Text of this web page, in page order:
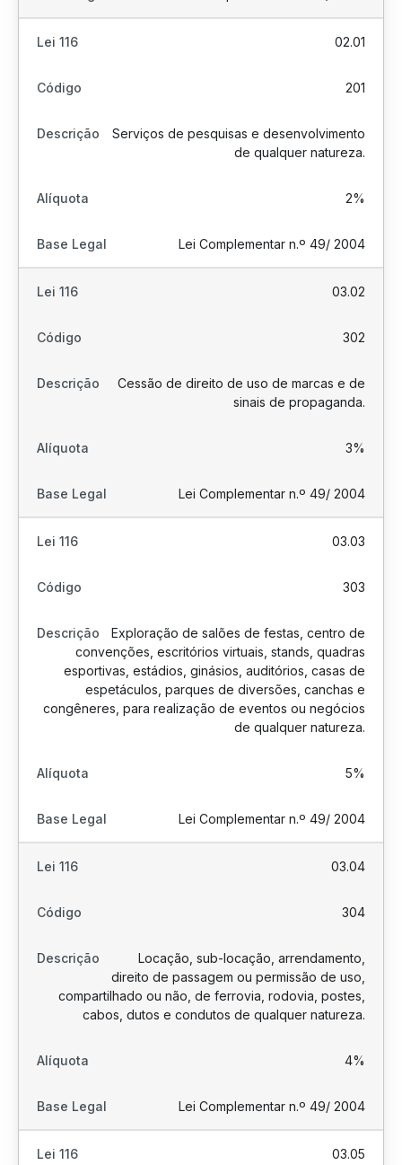
02.01
201
Serviços de pesquisas e desenvolvimento
de qualquer natureza.
2%
Lei Complementar n.º 49/ 2004
03.02
302
Cessão de direito de uso de marcas e de
sinais de propaganda.
3%
Lei Complementar n.º 49/ 2004
03.03
303
Exploração de salões de festas, centro de
convenções, escritórios virtuais, stands, quadras
esportivas, estádios, ginásios, auditórios, casas de
espetáculos, parques de diversões, canchas e
congêneres, para realização de eventos ou negócios
de qualquer natureza.
5%
Lei Complementar n.º 49/ 2004
03.04
304
Locação, sub-locação, arrendamento,
direito de passagem ou permissão de uso,
compartilhado ou não, de ferrovia, rodovia, postes,
cabos, dutos e condutos de qualquer natureza.
4%
Lei Complementar n.º 49/ 2004
03.05